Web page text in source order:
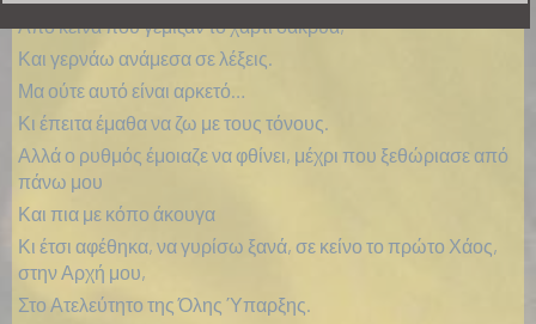
Από κείνα που γέμιζαν το χαρτί δάκρυα,
Και γερνάω ανάμεσα σε λέξεις.
Μα ούτε αυτό είναι αρκετό…
Κι έπειτα έμαθα να ζω με τους τόνους.
Αλλά ο ρυθμός έμοιαζε να φθίνει, μέχρι που ξεθώριασε από
πάνω μου
Και πια με κόπο άκουγα
Κι έτσι αφέθηκα, να γυρίσω ξανά, σε κείνο το πρώτο Χάος,
στην Αρχή μου,
Στο Ατελεύτητο της Όλης Ύπαρξης.